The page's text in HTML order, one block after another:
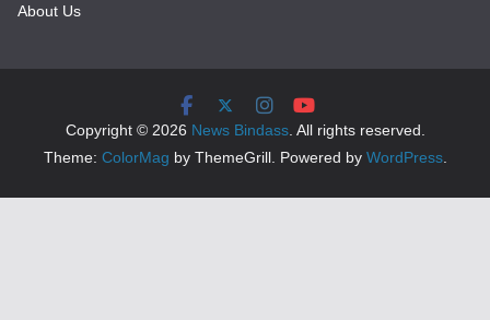
About Us
Copyright © 2026 News Bindass. All rights reserved.
Theme: ColorMag by ThemeGrill. Powered by WordPress.